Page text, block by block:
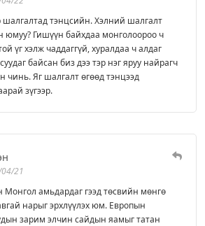
тэнцсийн. Хэлний шалгалт
юмуу? Гишүүн байхдаа монголоороо ч
үг хэлж чаддаггүй, хуралдаа ч алдаг
байсан биз дээ тэр нэг яруу найрагч
чинь. Яг шалгалт өгөөд тэнцээд
зүгээр.
21
Монгол амьдардаг гээд төсвийн мөнгө
нарыг эрхлүүлэх юм. Европын
зарим элчин сайдын яамыг татан